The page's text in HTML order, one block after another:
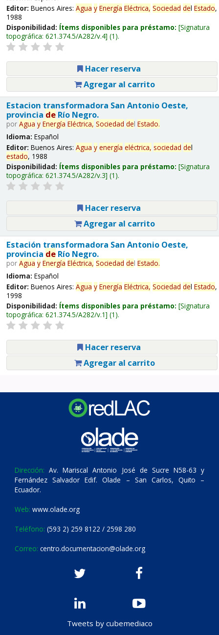
Editor: Buenos Aires: Agua y Energía Eléctrica, Sociedad del Estado,
1988
Disponibilidad: Ítems disponibles para préstamo: Signatura
topográfica: 621.374.5/A282/v.4 (1).
Hacer reserva
Agregar al carrito
Estacion transformadora San Antonio Oeste,
provincia deRío Negro.
por Agua y Energía Eléctrica, Sociedad del Estado.
Idioma: Español
Editor: Buenos Aires: Agua y energía eléctrica, sociedad del
estado, 1988
Disponibilidad: Ítems disponibles para préstamo: Signatura
topográfica: 621.374.5/A282/v.3 (1).
Hacer reserva
Agregar al carrito
Estación transformadora San Antonio Oeste,
provincia deRío Negro.
por Agua y Energía Eléctrica, Sociedad del Estado.
Idioma: Español
Editor: Buenos Aires: Agua y Energía Eléctrica, Sociedad del Estado,
1998
Disponibilidad: Ítems disponibles para préstamo: Signatura
topográfica: 621.374.5/A282/v.1 (1).
Hacer reserva
Agregar al carrito
Dirección: Av. Mariscal Antonio José de Sucre N58-63 y
Fernández Salvador Edif. Olade – San Carlos, Quito –
Ecuador.
Web: www.olade.org
Teléfono: (593 2) 259 8122 / 2598 280
Correo: centro.documentacion@olade.org
Tweets by cubemediaco